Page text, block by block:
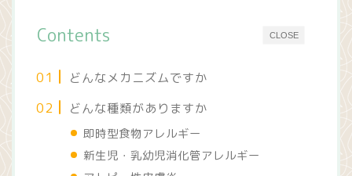
CLOSE
Contents
どんなメカニズムですか
どんな種類がありますか
即時型食物アレルギー
新生児・乳幼児消化管アレルギー